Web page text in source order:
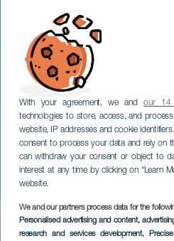
With your agreement, we andour 14
technologies to store, access, and
website, IP addresses and cookie
consent to process your data and rely on
can withdraw your consent or object to
interest at any time by clicking on “Learn
website.
We and our partners process data for the
Personalised advertising and content,
research and services development,
San Juan máglyái
LA GRACIOSA
Imagen
Listado